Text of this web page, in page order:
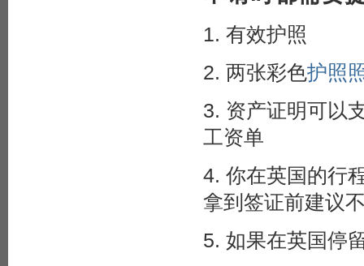
1. 有效护照
2. 两张彩色护照
3. 资产证明可以
工资单
4. 你在英国的行
拿到签证前建议
5. 如果在英国停